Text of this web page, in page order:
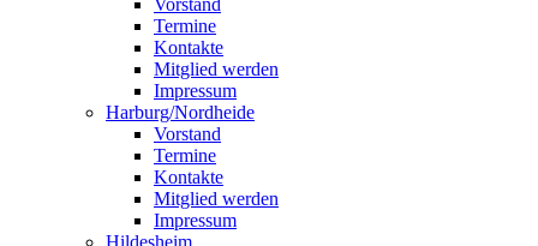
Vorstand
Termine
Kontakte
Mitglied werden
Impressum
Harburg/Nordheide
Vorstand
Termine
Kontakte
Mitglied werden
Impressum
Hildesheim